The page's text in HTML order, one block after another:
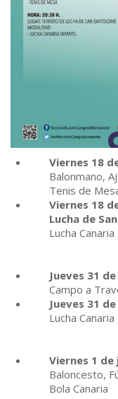
Viernes 18
Balonmano,
Tenis de
Viernes 18
Lucha de
Lucha
Jueves 31
Campo a
Jueves 31
Lucha
Viernes 1 de
Baloncesto,
Bola Canaria